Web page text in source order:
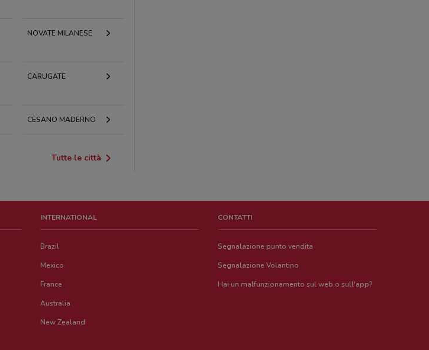
NOVATE MILANESE
CARUGATE
CESANO MADERNO
Tutte le città
INTERNATIONAL
Brazil
Mexico
France
Australia
New Zealand
CONTATTI
Segnalazione punto vendita
Segnalazione Volantino
Hai un malfunzionamento sul web o sull'app?